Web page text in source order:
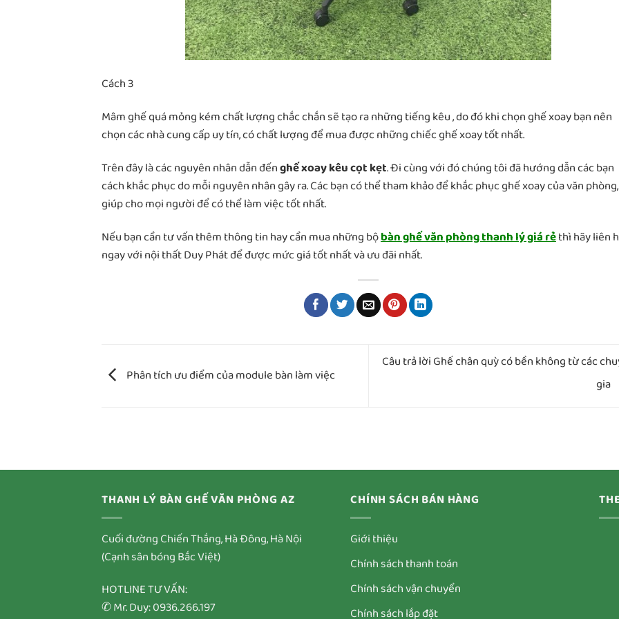
Cách 3
Mâm ghế quá mỏng kém chất lượng chắc chắn sẽ tạo ra những tiếng kêu , do đó khi chọn ghế xoay bạn nên
chọn các nhà cung cấp uy tín, có chất lượng để mua được những chiếc ghế xoay tốt nhất.
Trên đây là các nguyên nhân dẫn đếnghế xoay kêu cọt kẹt. Đi cùng với đó chúng tôi đã hướng dẫn các bạn
cách khắc phục do mỗi nguyên nhân gây ra. Các bạn có thể tham khảo để khắc phục ghế xoay của văn phòng,
giúp cho mọi người để có thể làm việc tốt nhất.
Nếu bạn cần tư vấn thêm thông tin hay cần mua những bộbàn ghế văn phòng thanh lý giá rẻthì hãy liên
ngay với nội thất Duy Phát để được mức giá tốt nhất và ưu đãi nhất.
Phân tích ưu điểm của module bàn làm việc
Câu trả lời Ghế chân quỳ có bền không từ các
gia
THANH LÝ BÀN GHẾ VĂN PHÒNG AZ
Cuối đường Chiến Thắng, Hà Đông, Hà Nội
(Cạnh sân bóng Bắc Việt)
HOTLINE TƯ VẤN:
✆ Mr. Duy: 0936.266.197
CHÍNH SÁCH BÁN HÀNG
Giới thiệu
Chính sách thanh toán
Chính sách vận chuyển
Chính sách lắp đặt